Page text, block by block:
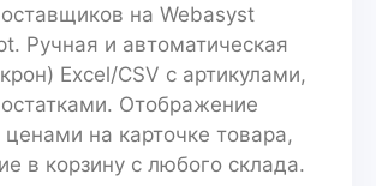
на Webasyst
Ручная и автоматическая
Excel/CSV с артикулами,
Отображение
ценами на карточке товара,
в корзину с любого склада.